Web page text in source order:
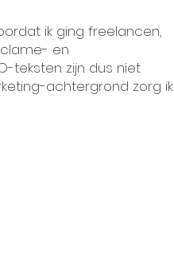
ik ging freelancen,
en
teksten zijn dus niet
achtergrond zorg ik